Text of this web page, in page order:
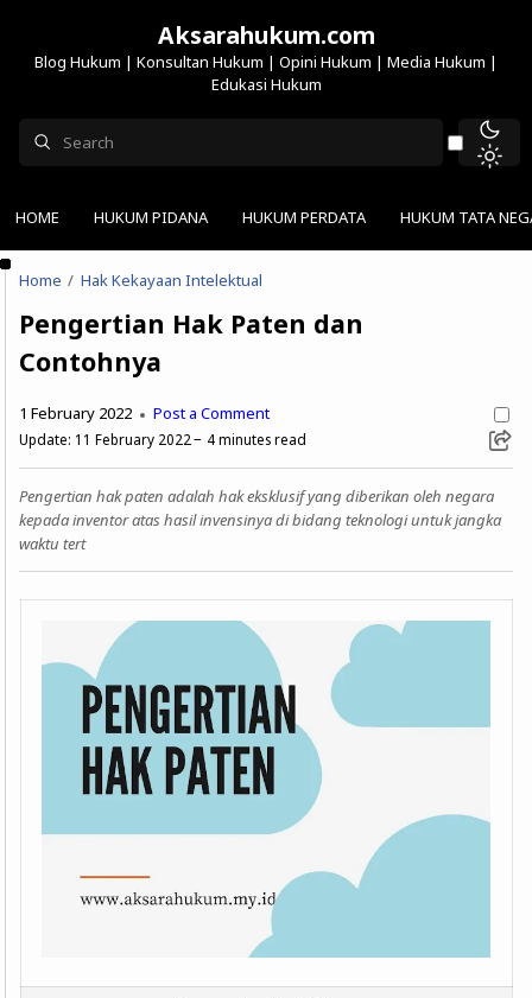
Aksarahukum.com
Blog Hukum | Konsultan Hukum | Opini Hukum | Media Hukum |
Edukasi Hukum
HOME HUKUM PIDANA HUKUM PERDATA HUKUM TATA
Home Hak Kekayaan Intelektual
Pengertian Hak Paten dan
Contohnya
1 February 2022 Post a Comment
Update: 11 February 2022 4minutes read
Pengertian hak paten adalah hak eksklusif yang diberikan oleh negara
kepada inventor atas hasil invensinya di bidang teknologi untuk jangka
waktu tert